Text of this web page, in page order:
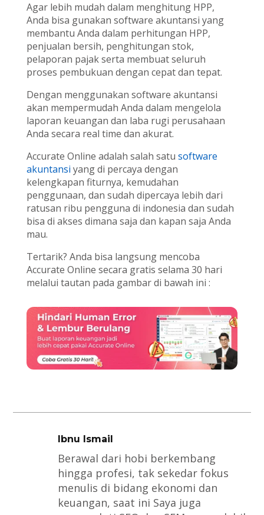
Agar lebih mudah dalam menghitung HPP,
Anda bisa gunakan software akuntansi yang
membantu Anda dalam perhitungan HPP,
penjualan bersih, penghitungan stok,
pelaporan pajak serta membuat seluruh
proses pembukuan dengan cepat dan tepat.
Dengan menggunakan software akuntansi
akan mempermudah Anda dalam mengelola
laporan keuangan dan laba rugi perusahaan
Anda secara real time dan akurat.
Accurate Online adalah salah satu software
akuntansi yang di percaya dengan
kelengkapan fiturnya, kemudahan
penggunaan, dan sudah dipercaya lebih dari
ratusan ribu pengguna di indonesia dan sudah
bisa di akses dimana saja dan kapan saja Anda
mau.
Tertarik? Anda bisa langsung mencoba
Accurate Online secara gratis selama 30 hari
melalui tautan pada gambar di bawah ini :
Ibnu Ismail
Berawal dari hobi berkembang
hingga profesi, tak sekedar fokus
menulis di bidang ekonomi dan
keuangan, saat ini Saya juga